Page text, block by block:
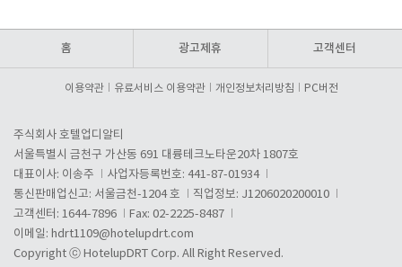
홈 광고제휴 고객센터
이용약관 유료서비스 이용약관 개인정보처리방침 PC버전
주식회사 호텔업디알티
서울특별시 금천구 가산동 691 대륭테크노타운20차 1807호
대표이사: 이송주
사업자등록번호: 441-87-01934
통신판매업신고: 서울금천-1204 호
직업정보: J1206020200010
고객센터: 1644-7896
Fax: 02-2225-8487
이메일: hdrt1109@hotelupdrt.com
Copyright ⓒ HotelupDRT Corp. All Right Reserved.